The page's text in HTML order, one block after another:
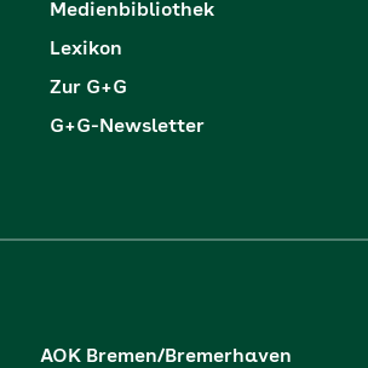
Medienbibliothek
Lexikon
Zur G+G
G+G-Newsletter
AOK Bremen/Bremerhaven